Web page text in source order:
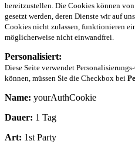
bereitzustellen. Die Cookies können
gesetzt werden, deren Dienste wir auf
Cookies nicht zulassen, funktionieren
möglicherweise nicht einwandfrei.
Personalisiert:
Diese Seite verwendet
können, müssen Sie die Checkbox bei
Name: yourAuthCookie
Dauer: 1 Tag
Art: 1st Party